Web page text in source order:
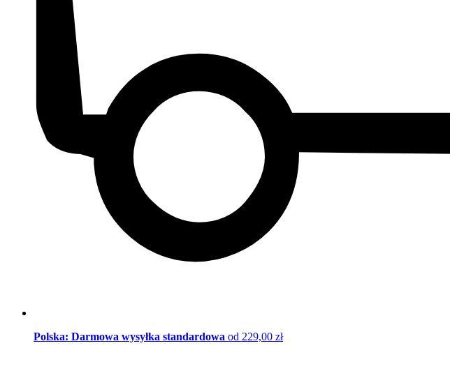
Polska: Darmowa wysyłka standardowa od 229,00 zł